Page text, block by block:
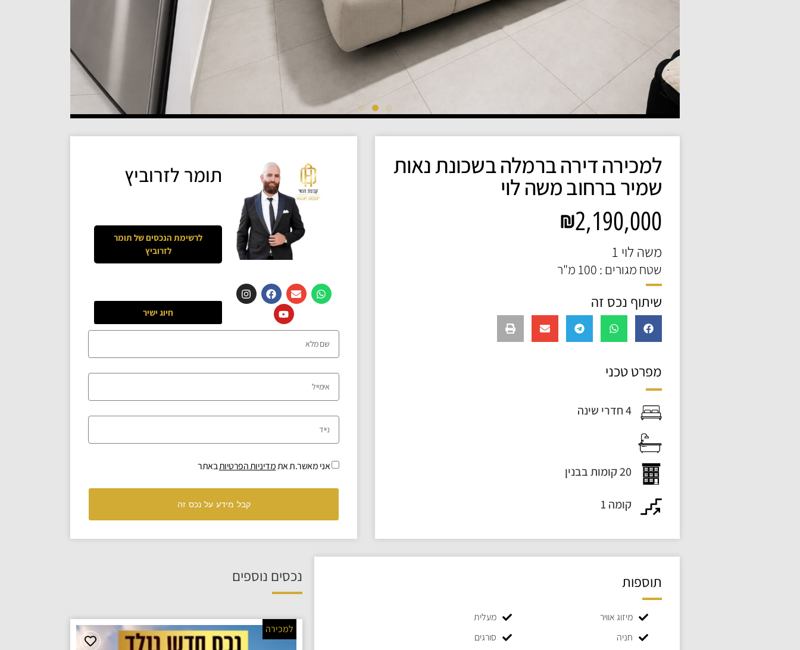
למכירה דירה ברמלה בשכונת נאות
שמיר ברחוב משה לוי
2,190,000
משה לוי 1
שטח מגורים : 100 מ"ר
שיתוף נכס זה
מפרט טכני
4 חדרי שינה
20 קומות בבנין
קומה 1
תומר לזרוביץ
לרשימת הנכסים שלתומר
לזרוביץ
חיוג ישיר
אני מאשר.ת אתמדיניות הפרטיותבאתר
קבל מידע על נכס זה
תוספות
מיזוג אוויר
מעלית
חניה
סורגים
נכסים נוספים
למכירה